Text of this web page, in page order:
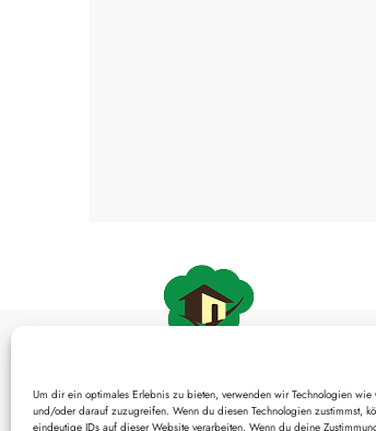
Um dir ein optimales Erlebnis zu bieten, verwenden wir Technologien
und/oder darauf zuzugreifen. Wenn du diesen Technologien zustimmst,
eindeutige IDs auf dieser Website verarbeiten. Wenn du deine